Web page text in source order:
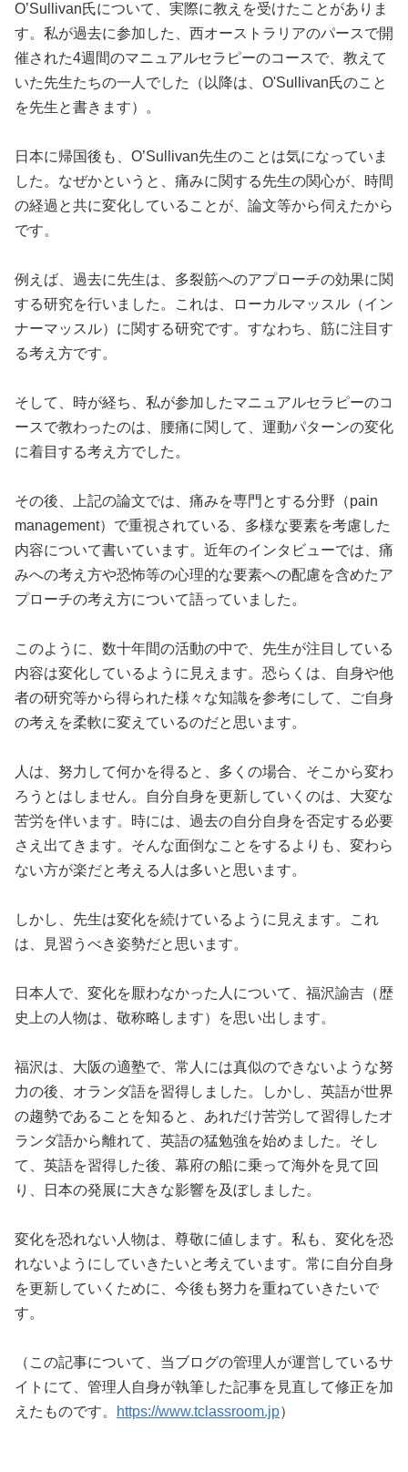
O’Sullivan氏について、実際に教えを受けたことがありま
す。私が過去に参加した、西オーストラリアのパースで開
催された4週間のマニュアルセラピーのコースで、教えて
いた先生たちの一人でした（以降は、O'Sullivan氏のこと
を先生と書きます）。
日本に帰国後も、O’Sullivan先生のことは気になっていま
した。なぜかというと、痛みに関する先生の関心が、時間
の経過と共に変化していることが、論文等から伺えたから
です。
例えば、過去に先生は、多裂筋へのアプローチの効果に関
する研究を行いました。これは、ローカルマッスル（イン
ナーマッスル）に関する研究です。すなわち、筋に注目す
る考え方です。
そして、時が経ち、私が参加したマニュアルセラピーのコ
ースで教わったのは、腰痛に関して、運動パターンの変化
に着目する考え方でした。
その後、上記の論文では、痛みを専門とする分野（pain
management）で重視されている、多様な要素を考慮した
内容について書いています。近年のインタビューでは、痛
みへの考え方や恐怖等の心理的な要素への配慮を含めたア
プローチの考え方について語っていました。
このように、数十年間の活動の中で、先生が注目している
内容は変化しているように見えます。恐らくは、自身や他
者の研究等から得られた様々な知識を参考にして、ご自身
の考えを柔軟に変えているのだと思います。
人は、努力して何かを得ると、多くの場合、そこから変わ
ろうとはしません。自分自身を更新していくのは、大変な
苦労を伴います。時には、過去の自分自身を否定する必要
さえ出てきます。そんな面倒なことをするよりも、変わら
ない方が楽だと考える人は多いと思います。
しかし、先生は変化を続けているように見えます。これ
は、見習うべき姿勢だと思います。
日本人で、変化を厭わなかった人について、福沢諭吉（歴
史上の人物は、敬称略します）を思い出します。
福沢は、大阪の適塾で、常人には真似のできないような努
力の後、オランダ語を習得しました。しかし、英語が世界
の趨勢であることを知ると、あれだけ苦労して習得したオ
ランダ語から離れて、英語の猛勉強を始めました。そし
て、英語を習得した後、幕府の船に乗って海外を見て回
り、日本の発展に大きな影響を及ぼしました。
変化を恐れない人物は、尊敬に値します。私も、変化を恐
れないようにしていきたいと考えています。常に自分自身
を更新していくために、今後も努力を重ねていきたいで
す。
（この記事について、当ブログの管理人が運営しているサ
イトにて、管理人自身が執筆した記事を見直して修正を加
えたものです。
https://www.tclassroom.jp）